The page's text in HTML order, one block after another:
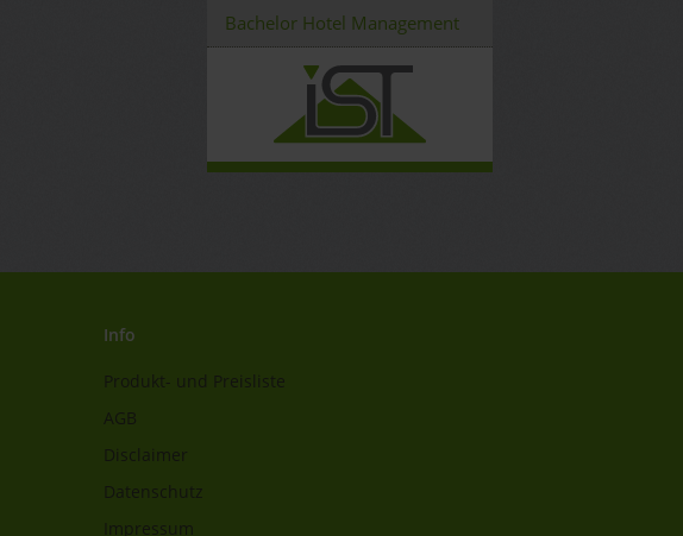
Bachelor Hotel Management
Info
Produkt- und Preisliste
AGB
Disclaimer
Datenschutz
Impressum